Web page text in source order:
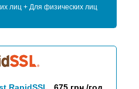
лиц + Для физических лиц